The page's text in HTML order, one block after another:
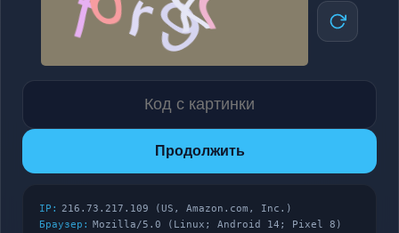
Продолжить
IP: 216.73.217.109 (US, Amazon.com, Inc.)
Браузер: Mozilla/5.0 (Linux; Android 14; Pixel 8)